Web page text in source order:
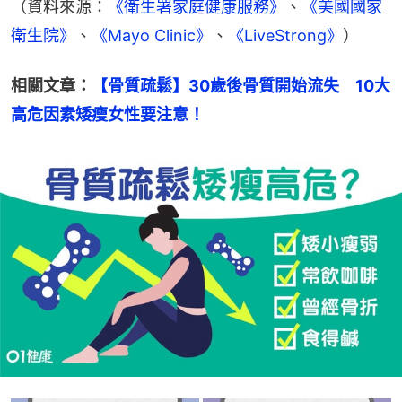
（資料來源： 《衛生署家庭健康服務》 、
《美國國家
衛生院》
、 《Mayo Clinic》 、 《LiveStrong》 ）
相關文章：
【骨質疏鬆】30歲後骨質開始流失　10大
高危因素矮瘦女性要注意！